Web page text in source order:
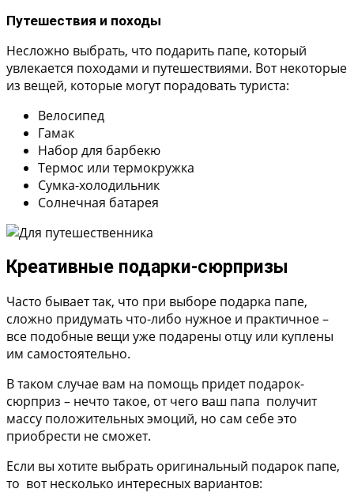
Путешествия и походы
Несложно выбрать, что подарить папе, который
увлекается походами и путешествиями. Вот некоторые
из вещей, которые могут порадовать туриста:
Велосипед
Гамак
Набор для барбекю
Термос или термокружка
Сумка-холодильник
Солнечная батарея
Креативные подарки-сюрпризы
Часто бывает так, что при выборе подарка папе,
сложно придумать что-либо нужное и практичное –
все подобные вещи уже подарены отцу или куплены
им самостоятельно.
В таком случае вам на помощь придет подарок-
сюрприз – нечто такое, от чего ваш папа получит
массу положительных эмоций, но сам себе это
приобрести не сможет.
Если вы хотите выбрать оригинальный подарок папе,
то вот несколько интересных вариантов: